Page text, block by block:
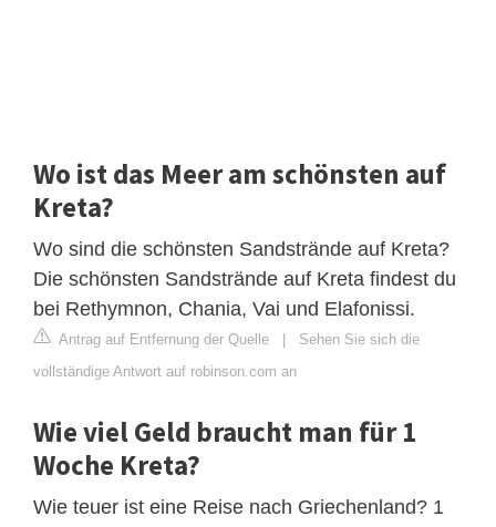
Wo ist das Meer am schönsten auf
Kreta?
Wo sind die schönsten Sandstrände auf Kreta?
Die schönsten Sandstrände auf Kreta findest du
bei Rethymnon, Chania, Vai und Elafonissi.
Antrag auf Entfernung der Quelle | Sehen Sie sich die
vollständige Antwort auf robinson.com an
Wie viel Geld braucht man für 1
Woche Kreta?
Wie teuer ist eine Reise nach Griechenland? 1